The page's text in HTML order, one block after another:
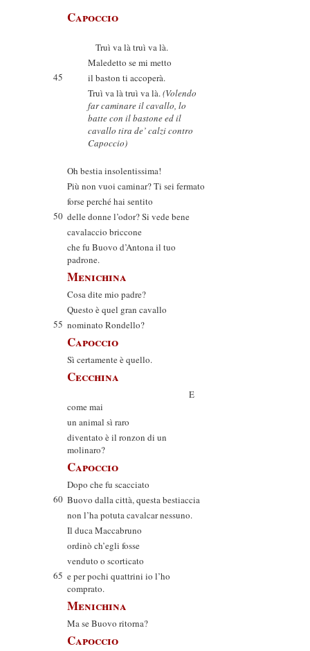
Capoccio
Truì va là truì va là.
Maledetto se mi metto
45
il baston ti accoperà.
Truì va là truì va là.(Volendo
far caminare il cavallo, lo
batte con il bastone ed il
cavallo tira de’ calzi contro
Capoccio)
Oh bestia insolentissima!
Più non vuoi caminar? Ti sei fermato
forse perché hai sentito
50 delle donne l’odor? Si vede bene
cavalaccio briccone
che fu Buovo d’Antona il tuo
padrone.
Menichina
Cosa dite mio padre?
Questo è quel gran cavallo
55 nominato Rondello?
Capoccio
Sì certamente è quello.
Cecchina
E
come mai
un animal sì raro
diventato è il ronzon di un
molinaro?
Capoccio
Dopo che fu scacciato
60 Buovo dalla città, questa bestiaccia
non l’ha potuta cavalcar nessuno.
Il duca Maccabruno
ordinò ch’egli fosse
venduto o scorticato
65 e per pochi quattrini io l’ho
comprato.
Menichina
Ma se Buovo ritorna?
Capoccio